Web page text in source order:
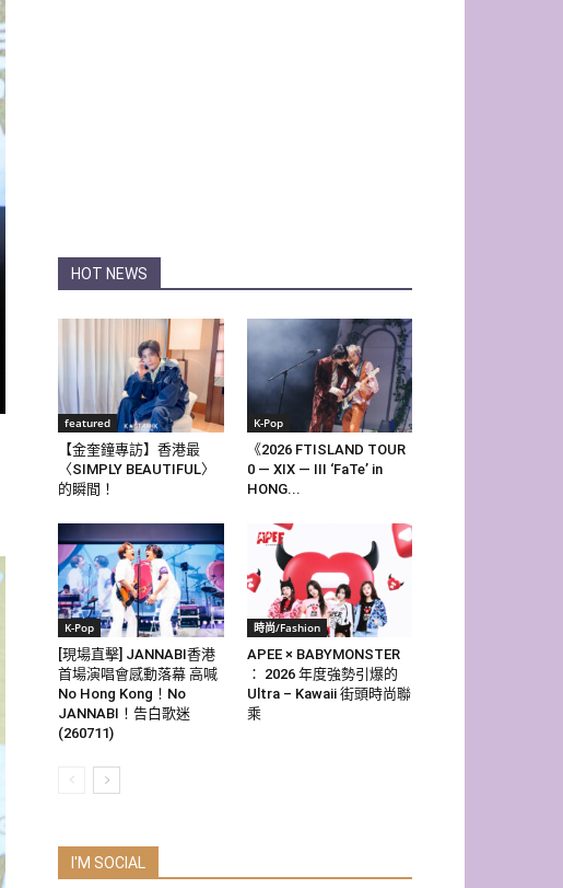
HOT NEWS
featured
【金奎鐘專訪】香港最
〈SIMPLY BEAUTIFUL〉
的瞬間！
K-Pop
《2026 FTISLAND TOUR
0 — XIX — III ‘FaTe’ in
HONG...
K-Pop
[現場直擊] JANNABI香港
首場演唱會感動落幕 高喊
No Hong Kong！No
JANNABI！告白歌迷
(260711)
時尚/Fashion
APEE × BABYMONSTER
： 2026 年度強勢引爆的
Ultra – Kawaii 街頭時尚聯
乘
I'M SOCIAL